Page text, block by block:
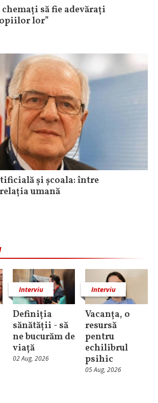
să fie adevărați
lor”
și școala: între
umană
Interviu
Definiția
sănătății - să
ne bucurăm de
viață
02 Aug, 2026
Interviu
Vacanța, o
resursă
pentru
echilibrul
psihic
05 Aug, 2026